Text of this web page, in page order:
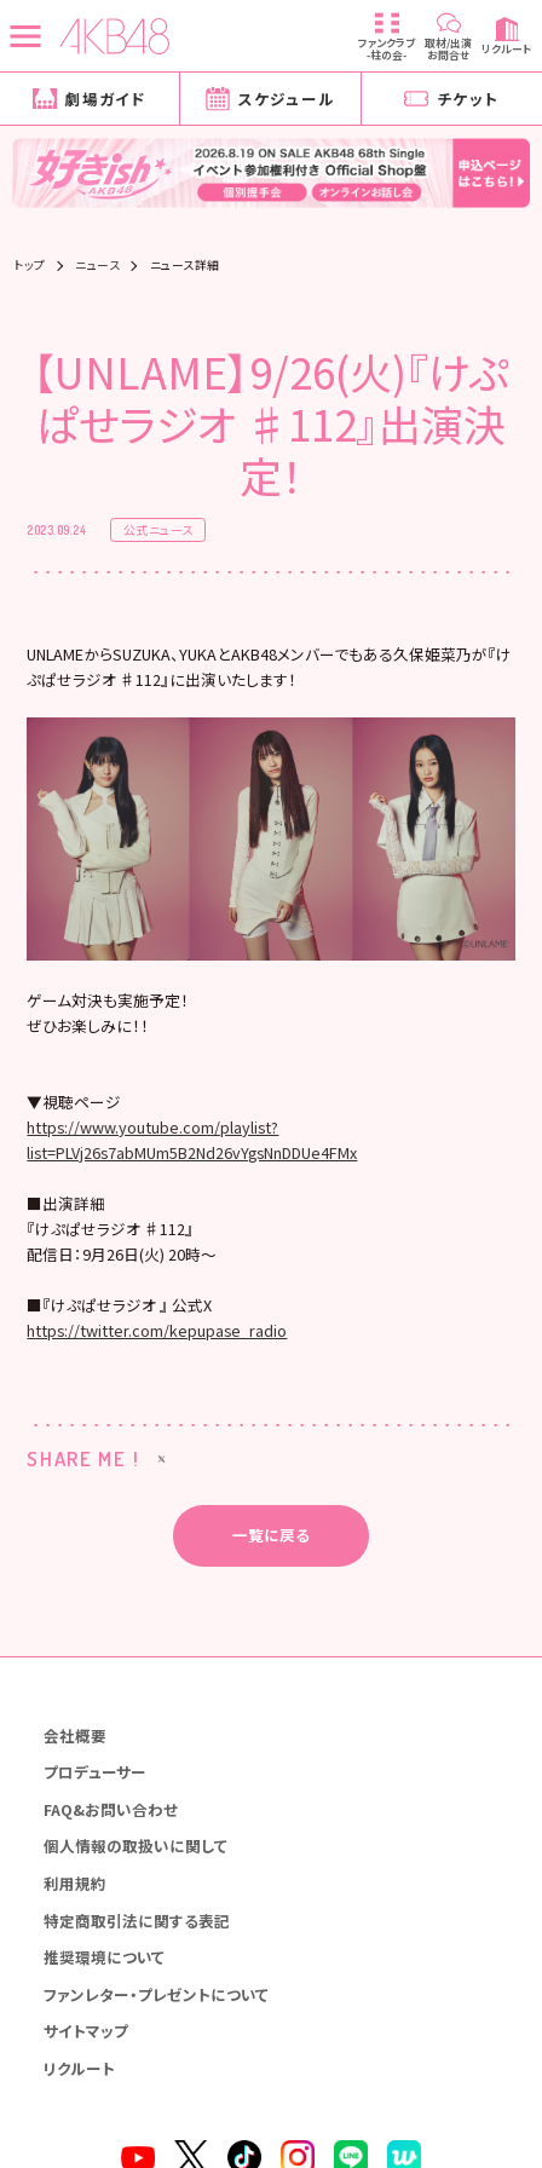
ファンクラブ
-柱の会-
取材/出演
お問合せ リクルート
劇場ガイド スケジュール チケット
トップ ニュース ニュース詳細
【UNLAME】9/26(火)『けぷ
ぱせラジオ ♯112』出演決
定！
2023.09.24 公式ニュース
UNLAMEからSUZUKA、YUKAとAKB48メンバーでもある久保姫菜乃が『け
ぷぱせラジオ ♯112』に出演いたします！
ゲーム対決も実施予定！
ぜひお楽しみに！！
▼視聴ページ
https://www.youtube.com/playlist?
list=PLVj26s7abMUm5B2Nd26vYgsNnDDUe4FMx
■出演詳細
『けぷぱせラジオ ♯112』
配信日：9月26日(火) 20時〜
■『けぷぱせラジオ 』 公式X
https://twitter.com/kepupase_radio
SHARE ME !
一覧に戻る
会社概要
プロデューサー
FAQ&お問い合わせ
個人情報の取扱いに関して
利用規約
特定商取引法に関する表記
推奨環境について
ファンレター・プレゼントについて
サイトマップ
リクルート